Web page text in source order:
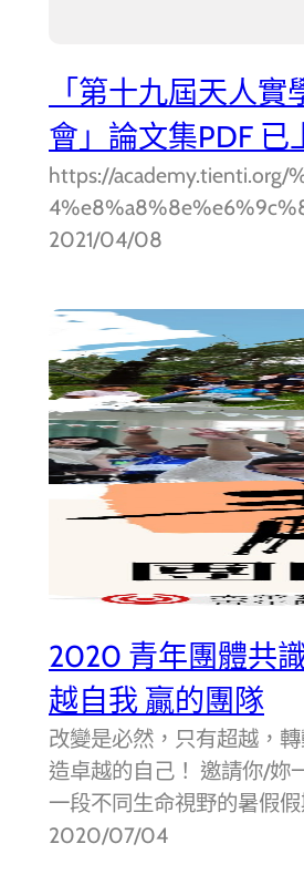
「第十九屆天人實
會」論文集PDF 已
https://academy.tienti.org/
2021/04/08
2020 青年團體共
越自我 贏的團隊
改變是必然，只有超越，轉
造卓越的自己！ 邀請你/妳
一段不同生命視野的暑假
2020/07/04